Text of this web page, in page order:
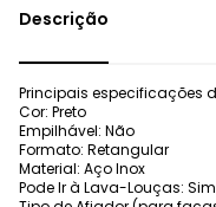
Principais especificações
Cor: Preto
Empilhável: Não
Formato: Retangular
Material: Aço Inox
Pode Ir à Lava-Louças: Sim